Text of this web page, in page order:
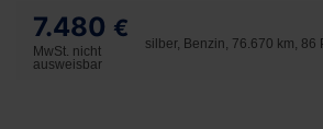
7.480 €
MwSt. nicht
ausweisbar
silber, Benzin, 76.670 km, 86